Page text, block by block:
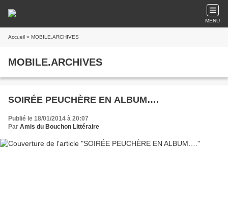
MENU
Accueil » MOBILE.ARCHIVES
MOBILE.ARCHIVES
SOIRÉE PEUCHÈRE EN ALBUM….
Publié le 18/01/2014 à 20:07
Par Amis du Bouchon Littéraire